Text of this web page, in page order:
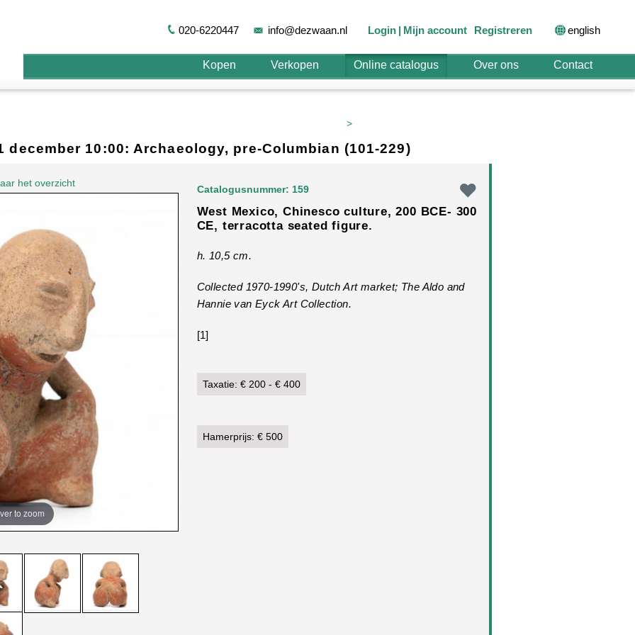
020-6220447 info@dezwaan.nl Login Mijn account Registreren english
Kopen Verkopen Online catalogus Over ons Contact
>
december 10:00: Archaeology, pre-Columbian (101-229)
het overzicht
to zoom
Catalogusnummer: 159
West Mexico, Chinesco culture, 200 BCE- 300
CE, terracotta seated figure.
h. 10,5 cm.
Collected 1970-1990's, Dutch Art market; The Aldo and
Hannie van Eyck Art Collection.
[1]
Taxatie: € 200 - € 400
Hamerprijs: € 500